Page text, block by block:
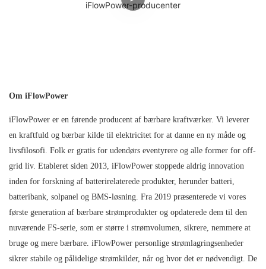
Om iFlowPower
iFlowPower er en førende producent af bærbare kraftværker. Vi leverer
en kraftfuld og bærbar kilde til elektricitet for at danne en ny måde og
livsfilosofi. Folk er gratis for udendørs eventyrere og alle former for off-
grid liv. Etableret siden 2013, iFlowPower stoppede aldrig innovation
inden for forskning af batterirelaterede produkter, herunder batteri,
batteribank, solpanel og BMS-løsning. Fra 2019 præsenterede vi vores
første generation af bærbare strømprodukter og opdaterede dem til den
nuværende FS-serie, som er større i strømvolumen, sikrere, nemmere at
bruge og mere bærbare. iFlowPower personlige strømlagringsenheder
sikrer stabile og pålidelige strømkilder, når og hvor det er nødvendigt. De